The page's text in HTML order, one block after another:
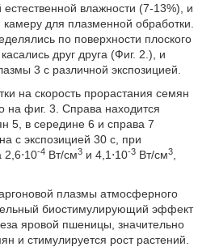
влажности (7-13%), и
для плазменной обработки.
по поверхности плоского
друг друга (Фиг. 2.), и
3 с различной экспозицией.
на скорость прорастания семян
фиг. 3. Справа находится
5, в середине 6 и справа 7
с экспозицией 30 с, при
-4Вт/см3и 4,1⋅10-3Вт/см3,
плазмы атмосферного
биостимулирующий эффект
яровой пшеницы, значительно
и стимулируется рост растений.